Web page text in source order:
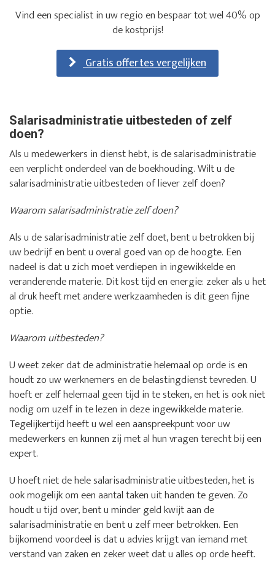
Vind een specialist in uw regio en bespaar tot wel 40% op
de kostprijs!
Gratis offertes vergelijken
Salarisadministratie uitbesteden of zelf
doen?
Als u medewerkers in dienst hebt, is de salarisadministratie
een verplicht onderdeel van de boekhouding. Wilt u de
salarisadministratie uitbesteden of liever zelf doen?
Waarom salarisadministratie zelf doen?
Als u de salarisadministratie zelf doet, bent u betrokken bij
uw bedrijf en bent u overal goed van op de hoogte. Een
nadeel is dat u zich moet verdiepen in ingewikkelde en
veranderende materie. Dit kost tijd en energie: zeker als u het
al druk heeft met andere werkzaamheden is dit geen fijne
optie.
Waarom uitbesteden?
U weet zeker dat de administratie helemaal op orde is en
houdt zo uw werknemers en de belastingdienst tevreden. U
hoeft er zelf helemaal geen tijd in te steken, en het is ook niet
nodig om uzelf in te lezen in deze ingewikkelde materie.
Tegelijkertijd heeft u wel een aanspreekpunt voor uw
medewerkers en kunnen zij met al hun vragen terecht bij een
expert.
U hoeft niet de hele salarisadministratie uitbesteden, het is
ook mogelijk om een aantal taken uit handen te geven. Zo
houdt u tijd over, bent u minder geld kwijt aan de
salarisadministratie en bent u zelf meer betrokken. Een
bijkomend voordeel is dat u advies krijgt van iemand met
verstand van zaken en zeker weet dat u alles op orde heeft.